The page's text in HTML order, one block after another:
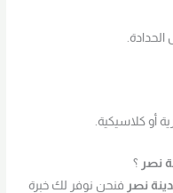
أو كلاسيكية.
نصر ؟
نصر فنحن نوفر لك خبرة